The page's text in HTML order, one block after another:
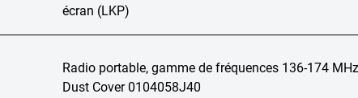
écran (LKP)
Radio portable, gamme de fréquences 136-174
Dust Cover 0104058J40